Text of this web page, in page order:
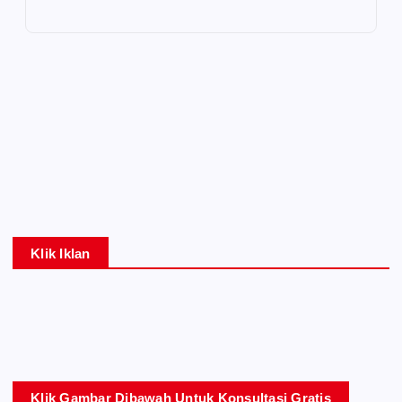
Klik Iklan
Klik Gambar Dibawah Untuk Konsultasi Gratis